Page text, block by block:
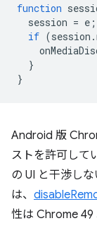
function
session = e ;
if (session .
}
}
Android 版
ストを許可して
の UI と干渉し
は、
性は Chrome 49